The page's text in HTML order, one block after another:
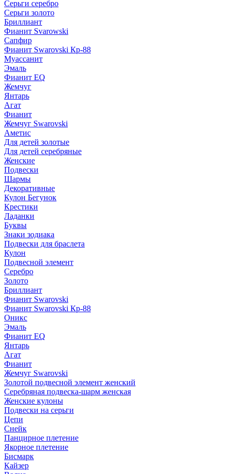
Серьги серебро
Серьги золото
Бриллиант
Фианит Svarowski
Сапфир
Фианит Swarovski Кр-88
Муассанит
Эмаль
Фианит EQ
Жемчуг
Янтарь
Агат
Фианит
Жемчуг Swarovski
Аметис
Для детей золотые
Для детей серебряные
Женские
Подвески
Шармы
Декоративные
Кулон Бегунок
Крестики
Ладанки
Буквы
Знаки зодиака
Подвески для браслета
Кулон
Подвесной элемент
Серебро
Золото
Бриллиант
Фианит Swarovski
Фианит Swarovski Кр-88
Оникс
Эмаль
Фианит EQ
Янтарь
Агат
Фианит
Жемчуг Swarovski
Золотой подвесной элемент женcкий
Серебряная подвеска-шарм женская
Женские кулоны
Подвески на серьги
Цепи
Снейк
Панцирное плетение
Якорное плетение
Бисмарк
Кайзер